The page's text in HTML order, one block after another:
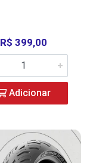
R$ 399,00
Adicionar